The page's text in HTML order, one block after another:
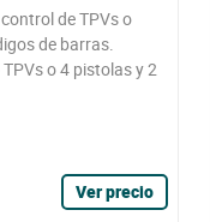
de TPVs o
de barras.
o 4 pistolas y 2
Ver precio